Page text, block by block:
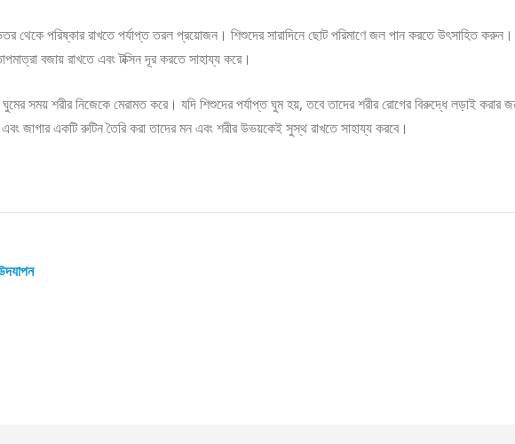
থেকে পরিষ্কার রাখতে পর্যাপ্ত তরল প্রয়োজন। শিশুদের সারাদিনে ছোট পরিমাণে জল পান করতে উৎসাহিত করুন।
বজায় রাখতে এবং টক্সিন দূর করতে সাহায্য করে।
সময় শরীর নিজেকে মেরামত করে। যদি শিশুদের পর্যাপ্ত ঘুম হয়, তবে তাদের শরীর রোগের বিরুদ্ধে লড়াই করার
একটি রুটিন তৈরি করা তাদের মন এবং শরীর উভয়কেই সুস্থ রাখতে সাহায্য করবে।